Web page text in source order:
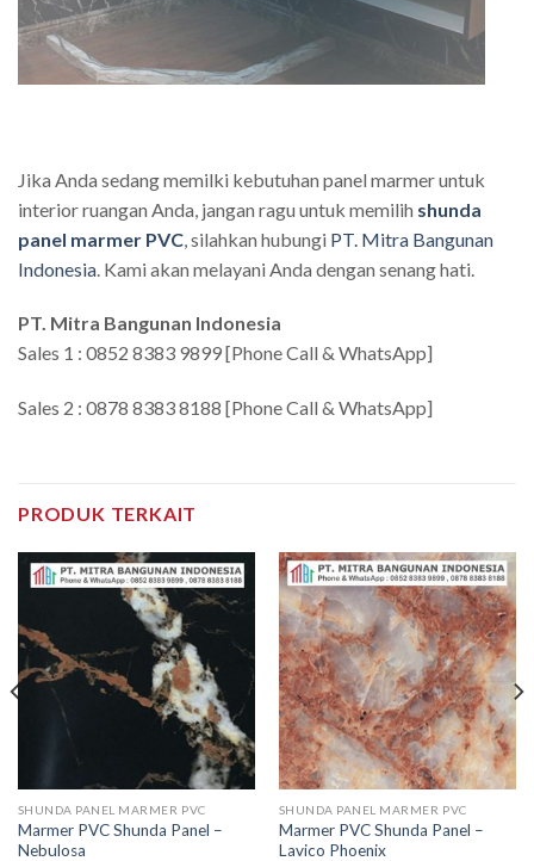
Jika Anda sedang memilki kebutuhan panel marmer untuk
interior ruangan Anda, jangan ragu untuk memilih shunda
panel marmer PVC , silahkan hubungi PT. Mitra Bangunan
Indonesia . Kami akan melayani Anda dengan senang hati.
PT. Mitra Bangunan Indonesia
Sales 1 : 0852 8383 9899 [Phone Call & WhatsApp]
Sales 2 : 0878 8383 8188 [Phone Call & WhatsApp]
PRODUK TERKAIT
SHUNDA PANEL MARMER PVC
Marmer PVC Shunda Panel –
Nebulosa
SHUNDA PANEL MARMER PVC
Marmer PVC Shunda Panel –
Lavico Phoenix